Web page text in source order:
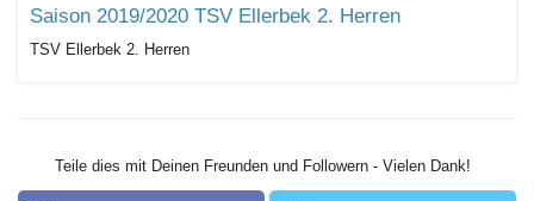
Saison 2019/2020 TSV Ellerbek 2. Herren
TSV Ellerbek 2. Herren
Teile dies mit Deinen Freunden und Followern - Vielen Dank!